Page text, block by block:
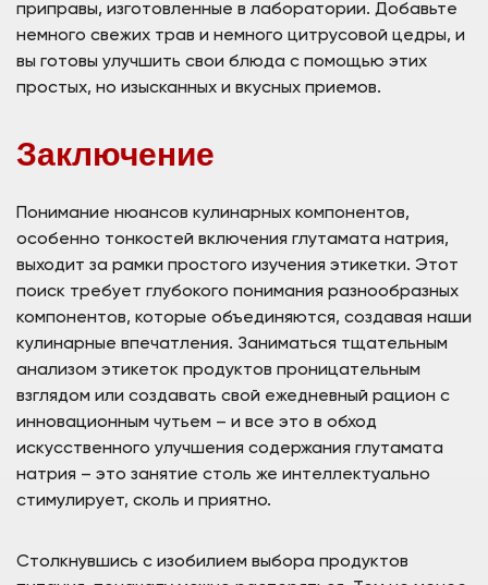
приправы, изготовленные в лаборатории. Добавьте
немного свежих трав и немного цитрусовой цедры, и
вы готовы улучшить свои блюда с помощью этих
простых, но изысканных и вкусных приемов.
Заключение
Понимание нюансов кулинарных компонентов,
особенно тонкостей включения глутамата натрия,
выходит за рамки простого изучения этикетки. Этот
поиск требует глубокого понимания разнообразных
компонентов, которые объединяются, создавая наши
кулинарные впечатления. Заниматься тщательным
анализом этикеток продуктов проницательным
взглядом или создавать свой ежедневный рацион с
инновационным чутьем – и все это в обход
искусственного улучшения содержания глутамата
натрия – это занятие столь же интеллектуально
стимулирует, сколь и приятно.
Столкнувшись с изобилием выбора продуктов